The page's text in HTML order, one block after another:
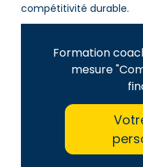
compétitivité durable.
Formation
mesure